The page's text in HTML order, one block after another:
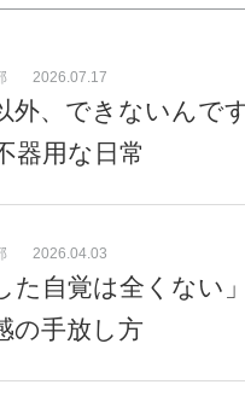
外、できないんで
器用な日常
2026.07.17
た自覚は全くない
の手放し方
2026.04.03